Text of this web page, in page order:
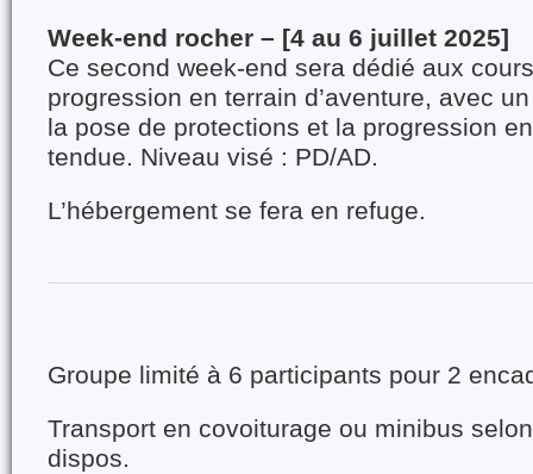
Week-end rocher – [4 au 6 juillet 2025]
Ce second week-end sera dédié aux
progression en terrain d’aventure, avec
la pose de protections et la progression
tendue. Niveau visé : PD/AD.
L’hébergement se fera en refuge.
Groupe limité à 6 participants pour 2
Transport en covoiturage ou minibus
dispos.